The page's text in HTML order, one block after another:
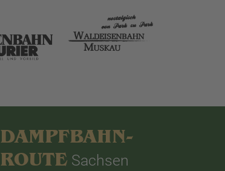
DAMPFBAHN-
ROUTE Sachsen